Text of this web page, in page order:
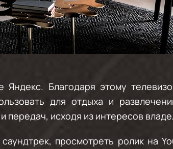
Яндекс. Благодаря этому
для отдыха и
исходя из интересов
просмотреть ролик на